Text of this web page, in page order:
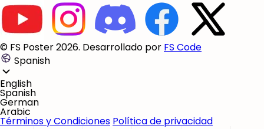
© FS Poster 2026. Desarrollado por FS Code
Spanish
English
Spanish
German
Arabic
Términos y Condiciones Política de privacidad